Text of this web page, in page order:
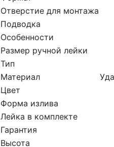
Отверстие для монтажа
Подводка
Особенности
Размер ручной лейки
Тип
Материал
Цвет
Форма излива
Лейка в комплекте
Гарантия
Высота